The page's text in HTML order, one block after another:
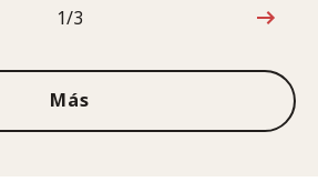
1de3
1/3
Más